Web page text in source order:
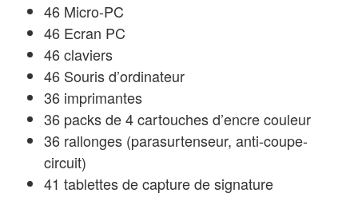
46 Micro-PC
46 Ecran PC
46 claviers
46 Souris d’ordinateur
36 imprimantes
36 packs de 4 cartouches d’encre couleur
36 rallonges (parasurtenseur, anti-coupe-
circuit)
41 tablettes de capture de signature